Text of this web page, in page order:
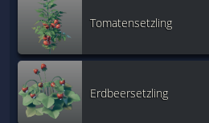
Tomatensetzling
Erdbeersetzling